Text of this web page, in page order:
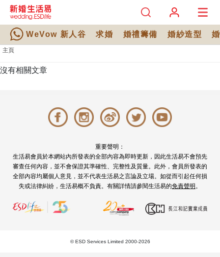
WeVow 新人谷 求婚 婚禮籌備 婚紗造型
主頁
沒有相關文章
重要聲明：
生活易會員於本網站內所發表的全部內容為即時更新，因此生活易不會預先
審查任何內容，並不會保證其準確性、完整性及質量。此外，會員所發表的
全部內容均屬個人意見，並不代表生活易之言論及立場。如從而引起任何損
失或法律糾紛，生活易概不負責。有關詳情請參閱生活易的免責聲明 。
© ESD Services Limited 2000-2026